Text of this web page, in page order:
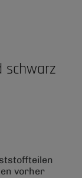
schwarz
vorher